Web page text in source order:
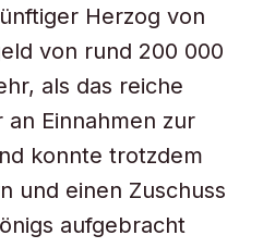
Herzog von
von rund 200 000
als das reiche
Einnahmen zur
konnte trotzdem
und einen Zuschuss
aufgebracht